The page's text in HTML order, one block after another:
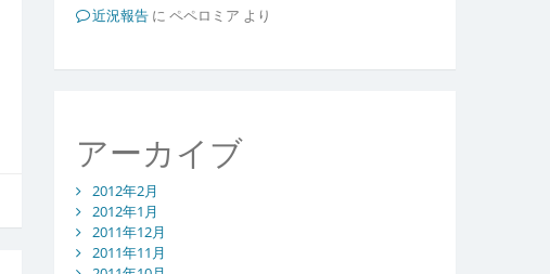
近況報告に ペペロミア より
アーカイブ
2012年2月
2012年1月
2011年12月
2011年11月